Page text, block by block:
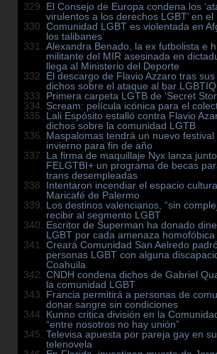
El Consejo de Europa condena los
virulentos a los derechos LGBT’ en
Comunidad LGBT es violentada en
los talibanes
Alexandra Benado, la ex futbolista e
militante del MIR asesinada en
llega al Ministerio del Deporte
El descargo de Flavio Azzaro tras
dichos sobre el ataque al bar
Primera carpeta LGTB de ‘Secret
Scream: película icónica para el
Lali Espósito estalló contra Flavio
dichos sobre la comunidad LGTB
Maspalomas tendrá un nuevo festival
invierno para fin de año
La firma de maquillaje Nyx lanza
FELGTBI+ un programa de becas
trans desempleadas
Intentaron incendiar el espacio
Maricafé de Palermo
Los destinos valencianos, “sin
recibir al segmento LGBT
Escritor de Superman ha donado
LGBT por cada amenaza homofóbica
Creará Comunidad San Aelredo
personas LGBT con alguna
Coahuila
CNDH condena dichos de Gabriel
la comunidad LGBT
Francia permitirá a personas de
donar sangre sin condiciones
Kunno critica división en la
“entre nosotros no hay unión”
Televisa apuesta por pareja gay en
telenovela